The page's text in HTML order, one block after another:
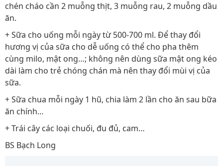
chén cháo cần 2 muỗng thịt, 3 muỗng rau, 2 muỗng dầu
ăn.
+ Sữa cho uống mỗi ngày từ 500-700 ml. Để thay đổi
hương vị của sữa cho dễ uống có thể cho pha thêm
cùng milo, mật ong…; không nên dùng sữa mật ong kéo
dài làm cho trẻ chóng chán mà nên thay đổi mùi vị của
sữa.
+ Sữa chua mỗi ngày 1 hũ, chia làm 2 lần cho ăn sau bữa
ăn chính…
+ Trái cây các loại chuối, đu đủ, cam…
BS Bạch Long